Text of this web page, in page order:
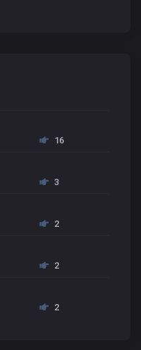
16
3
2
2
2